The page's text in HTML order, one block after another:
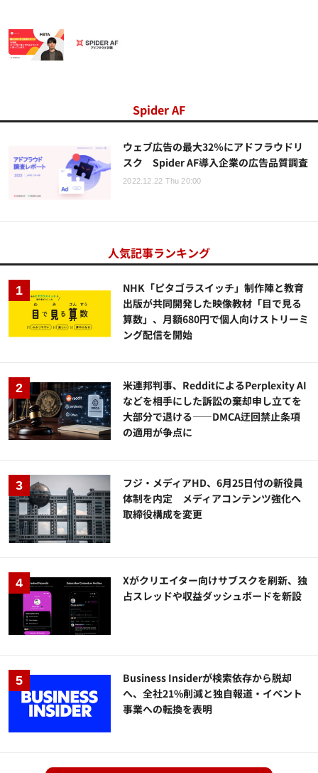
Spider AF
ウェブ広告の最大32％にアドフラウドリ
スク Spider AF導入企業の広告品質調査
2022.12.22 Thu 20:00
人気記事ランキング
NHK「ピタゴラスイッチ」制作陣と教育
出版が共同開発した映像教材「目で見る
算数」、月額680円で個人向けストリーミ
ング配信を開始
米連邦判事、RedditによるPerplexity AI
などを相手にした訴訟の棄却申し立てを
大部分で退ける——DMCA迂回禁止条項
の適用が争点に
フジ・メディアHD、6月25日付の新役員
体制を内定 メディアコンテンツ強化へ
取締役構成を変更
Xがクリエイター向けサブスクを刷新、独
占スレッドや収益ダッシュボードを新設
Business Insiderが検索依存から脱却
へ、全社21%削減と独自報道・イベント
事業への転換を表明